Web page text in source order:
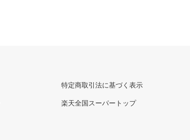
特定商取引法に基づく表示
楽天全国スーパートップ